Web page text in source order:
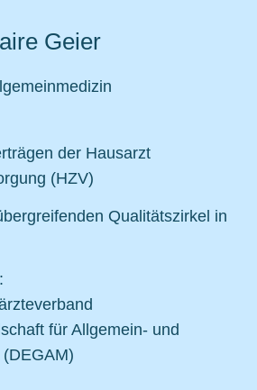
Geier
der Hausarzt
(HZV)
Qualitätszirkel in
für Allgemein- und